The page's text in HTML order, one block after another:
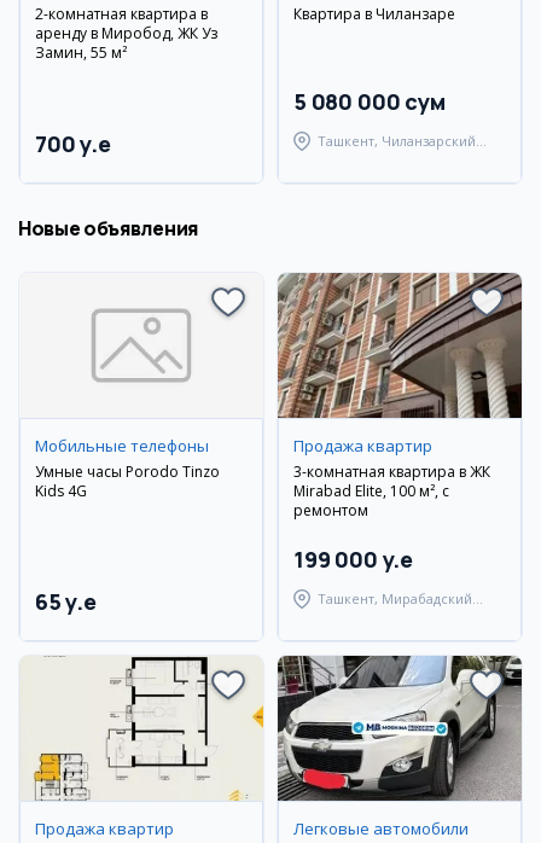
2-комнатная квартира в
аренду в Миробод, ЖК Уз
Замин, 55 м²
700 y.e
Квартира в Чиланзаре
5 080 000 сум
Ташкент, Чиланзарский
Новые объявления
Мобильные телефоны
Умные часы Porodo Tinzo
Kids 4G
65 y.e
Продажа квартир
3-комнатная квартира в ЖК
Mirabad Elite, 100 м², с
ремонтом
199 000 y.e
Ташкент, Мирабадский
Продажа квартир Легковые автомобили